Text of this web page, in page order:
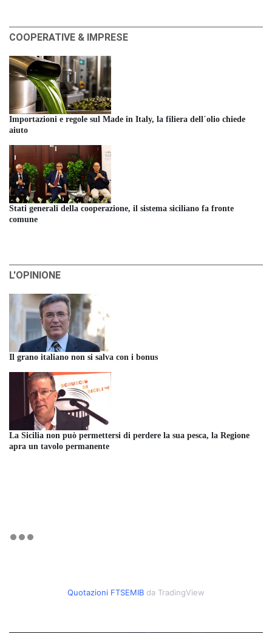
COOPERATIVE & IMPRESE
Importazioni e regole sul Made in Italy, la filiera dell´olio chiede
aiuto
Stati generali della cooperazione, il sistema siciliano fa fronte
comune
L'OPINIONE
Il grano italiano non si salva con i bonus
La Sicilia non può permettersi di perdere la sua pesca, la Regione
apra un tavolo permanente
Quotazioni FTSEMIB da TradingView